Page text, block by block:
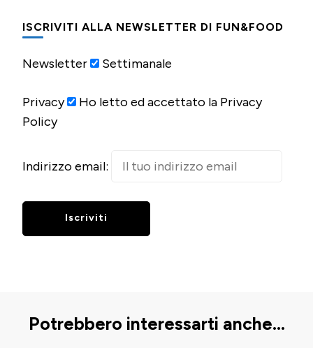
ISCRIVITI ALLA NEWSLETTER DI FUN&FOOD
Newsletter Settimanale
Privacy
Ho letto ed accettato la Privacy
Policy
Indirizzo email:
Potrebbero interessarti anche...